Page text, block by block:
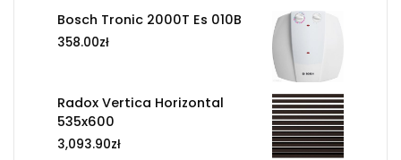
Bosch Tronic 2000T Es 010B
358.00zł
Radox Vertica Horizontal
535x600
3,093.90zł